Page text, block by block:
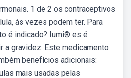
1 de 2 os contraceptivos
às vezes podem ter. Para
é indicado? Iumi® es é
a gravidez. Este medicamento
benefícios adicionais:
mais usadas pelas